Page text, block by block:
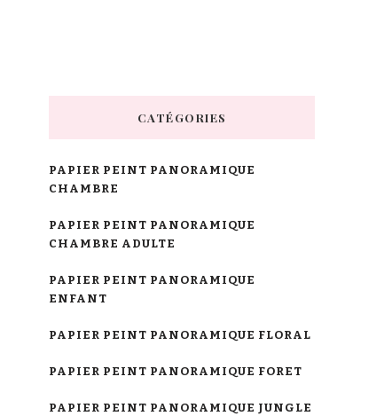
CATÉGORIES
PAPIER PEINT PANORAMIQUE
CHAMBRE
PAPIER PEINT PANORAMIQUE
CHAMBRE ADULTE
PAPIER PEINT PANORAMIQUE
ENFANT
PAPIER PEINT PANORAMIQUE FLORAL
PAPIER PEINT PANORAMIQUE FORET
PAPIER PEINT PANORAMIQUE JUNGLE